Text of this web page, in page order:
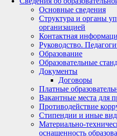
Основные сведения
Структура и органы
организацией
Контактная
Руководство.
Образование
Образовательные
Документы
Договоры
Платные
Вакантные места для
Противодействие
Стипендии и иные
Материально-
оснащенность